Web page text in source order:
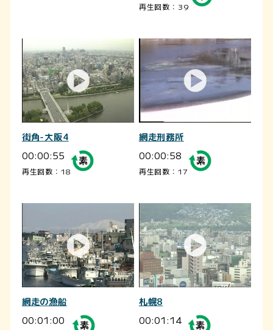
再生回数：39
街角-大阪4
00:00:55
再生回数：18
網走刑務所
00:00:58
再生回数：17
網走の漁船
00:01:00
札幌8
00:01:14